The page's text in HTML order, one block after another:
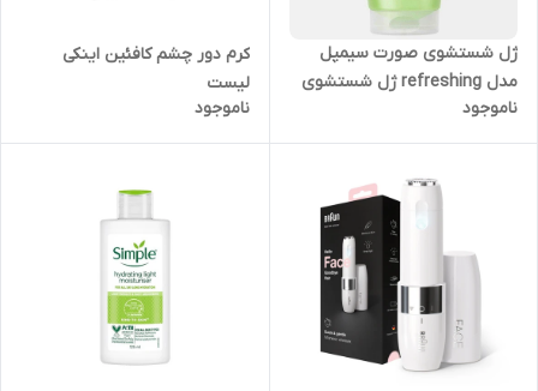
ژل شستشوی صورت سیمپل
مدل refreshing ژل شستشوی
صورت سیمپل
ناموجود
کرم دور چشم کافئین اینکی
لیست
ناموجود